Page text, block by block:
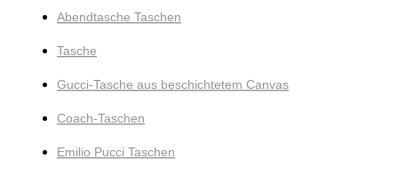
Abendtasche Taschen
Tasche
Gucci-Tasche aus beschichtetem Canvas
Coach-Taschen
Emilio Pucci Taschen